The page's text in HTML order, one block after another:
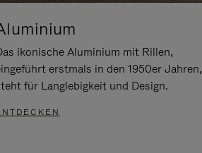
ikonische Aluminium mit Rillen,
erstmals in den 1950er Jahren,
für Langlebigkeit und Design.